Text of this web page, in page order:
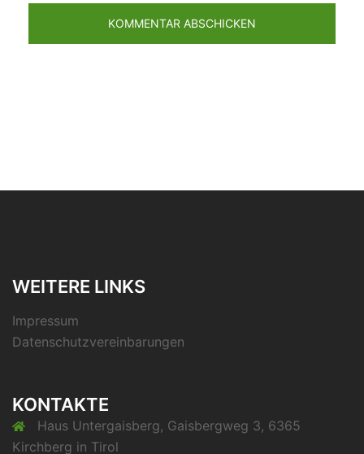
WEITERE LINKS
Impressum
Datenschutzvereinbarungen
KONTAKTE
Haus Untergaisberg, Gaisbergweg 3, 6365
Kirchberg in Tirol